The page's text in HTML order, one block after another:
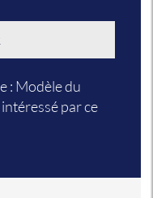
: Modèle du
par ce